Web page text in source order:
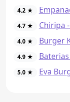
4.2 ★
4.7 ★ Chiripa
4.0 ★ Burger
4.9 ★
5.0 ★ Eva